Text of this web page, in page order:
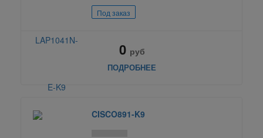
Под заказ
0 руб
ПОДРОБНЕЕ
CISCO891-K9